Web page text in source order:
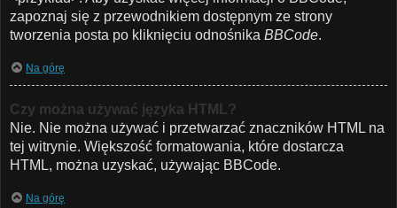
zapoznaj się z przewodnikiem dostępnym ze strony
tworzenia posta po kliknięciu odnośnika BBCode.
Na górę
Czy można używać języka HTML?
Nie. Nie można używać i przetwarzać znaczników HTML na
tej witrynie. Większość formatowania, które dostarcza
HTML, można uzyskać, używając BBCode.
Na górę